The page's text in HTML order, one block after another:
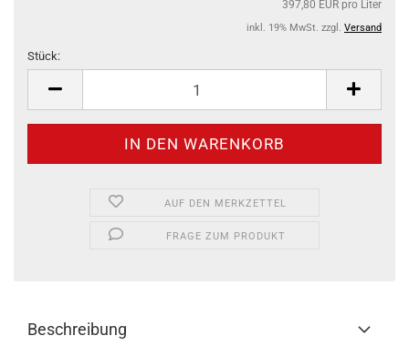
397,80 EUR pro Liter
inkl. 19% MwSt. zzgl. Versand
Stück:
AUF DEN MERKZETTEL
FRAGE ZUM PRODUKT
Beschreibung